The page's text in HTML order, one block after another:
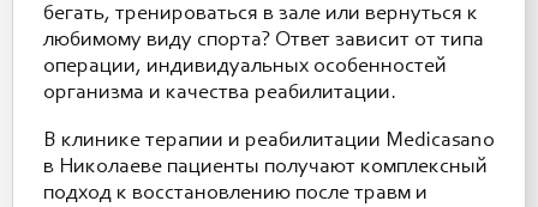
бегать, тренироваться в зале или вернуться к
любимому виду спорта? Ответ зависит от типа
операции, индивидуальных особенностей
организма и качества реабилитации.
В клинике терапии и реабилитации Medicasano
в Николаеве пациенты получают комплексный
подход к восстановлению после травм и